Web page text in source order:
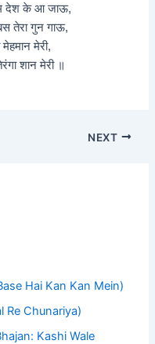
देश के आ जाऊ,
तेरा गुन गाऊ,
मेरी,
शान मेरी ॥
NEXT
Hai Kan Kan Mein)
Re Chunariya)
Kashi Wale